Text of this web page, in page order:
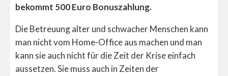
bekommt 500 Euro Bonuszahlung.
Die Betreuung alter und schwacher Menschen kann
man nicht vom Home-Officeaus machen und man
kann sie auch nicht für die Zeit der Krise einfach
aussetzen. Sie muss auch in Zeiten der